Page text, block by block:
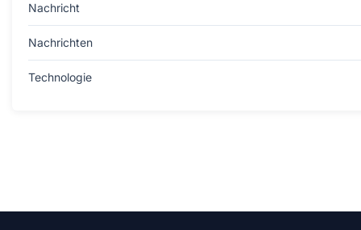
Nachricht
Nachrichten
Technologie